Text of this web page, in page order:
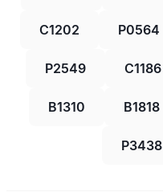
C1202 P0564
P2549 C1186
B1310 B1818
P3438